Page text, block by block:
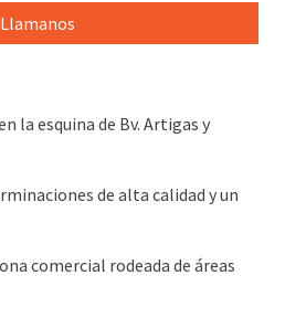
Llamanos
la esquina de Bv. Artigas y
de alta calidad y un
comercial rodeada de áreas